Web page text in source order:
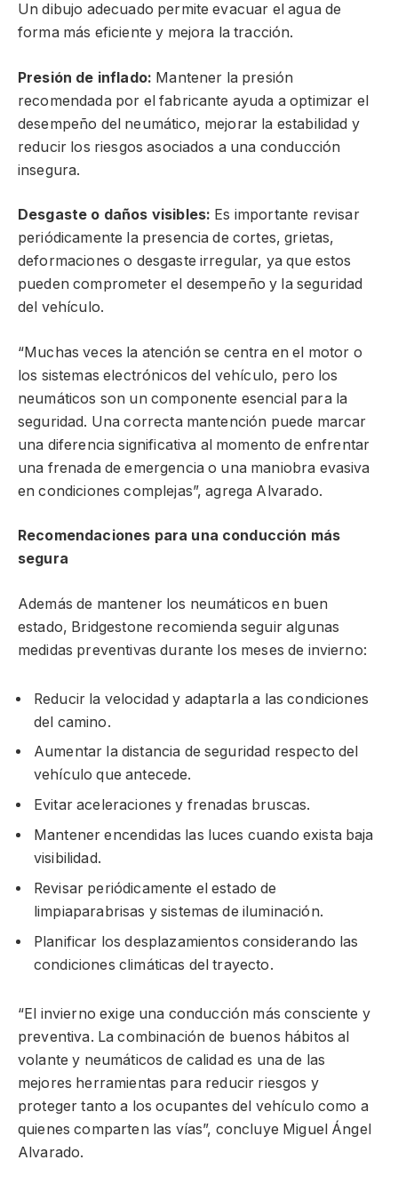
Un dibujo adecuado permite evacuar el agua de
forma más eficiente y mejora la tracción.
Presión de inflado: Mantener la presión
recomendada por el fabricante ayuda a optimizar el
desempeño del neumático, mejorar la estabilidad y
reducir los riesgos asociados a una conducción
insegura.
Desgaste o daños visibles: Es importante revisar
periódicamente la presencia de cortes, grietas,
deformaciones o desgaste irregular, ya que estos
pueden comprometer el desempeño y la seguridad
del vehículo.
“Muchas veces la atención se centra en el motor o
los sistemas electrónicos del vehículo, pero los
neumáticos son un componente esencial para la
seguridad. Una correcta mantención puede marcar
una diferencia significativa al momento de enfrentar
una frenada de emergencia o una maniobra evasiva
en condiciones complejas”, agrega Alvarado.
Recomendaciones para una conducción más
segura
Además de mantener los neumáticos en buen
estado, Bridgestone recomienda seguir algunas
medidas preventivas durante los meses de invierno:
Reducir la velocidad y adaptarla a las condiciones
del camino.
Aumentar la distancia de seguridad respecto del
vehículo que antecede.
Evitar aceleraciones y frenadas bruscas.
Mantener encendidas las luces cuando exista baja
visibilidad.
Revisar periódicamente el estado de
limpiaparabrisas y sistemas de iluminación.
Planificar los desplazamientos considerando las
condiciones climáticas del trayecto.
“El invierno exige una conducción más consciente y
preventiva. La combinación de buenos hábitos al
volante y neumáticos de calidad es una de las
mejores herramientas para reducir riesgos y
proteger tanto a los ocupantes del vehículo como a
quienes comparten las vías”, concluye Miguel Ángel
Alvarado.